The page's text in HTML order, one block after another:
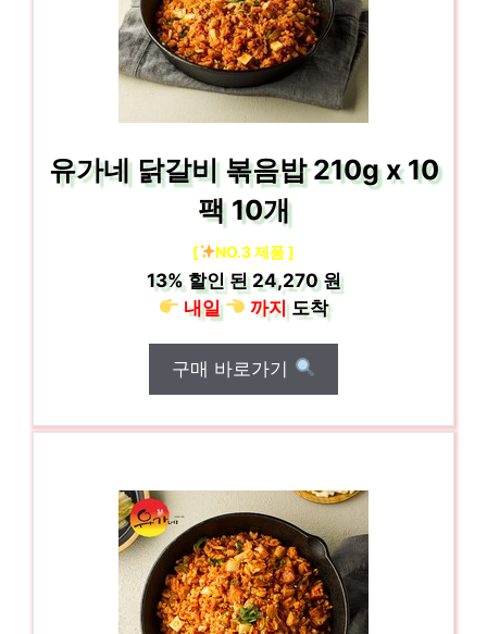
유가네 닭갈비 볶음밥 210g x 10
팩 10개
[ NO.3 제품 ]
13%할인 된24,270 원
내일
까지도착
구매 바로가기